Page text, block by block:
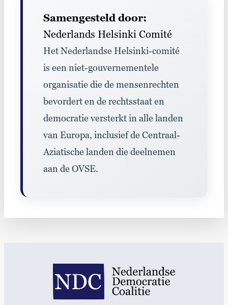
Samengesteld door:
Nederlands Helsinki Comité
Het Nederlandse Helsinki-comité
is een niet-gouvernementele
organisatie die de mensenrechten
bevordert en de rechtsstaat en
democratie versterkt in alle landen
van Europa, inclusief de Centraal-
Aziatische landen die deelnemen
aan de OVSE.